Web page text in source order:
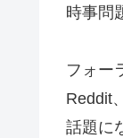
時事問
フォー
Reddit
話題に